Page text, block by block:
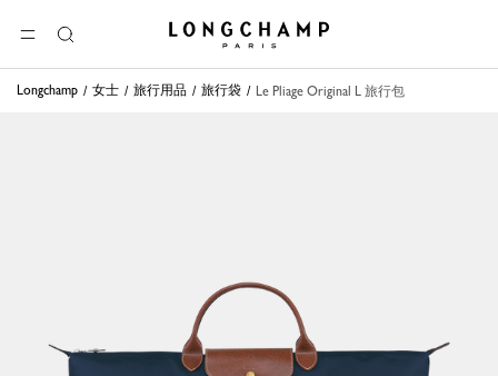
选单
搜
索
Longchamp - 主页
Longchamp 女士 旅行用品 旅行袋 Le Pliage Original L 旅行包